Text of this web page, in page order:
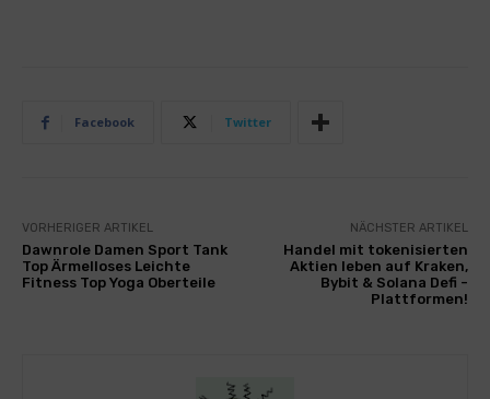
Facebook Twitter
VORHERIGER ARTIKEL
Dawnrole Damen Sport Tank
Top Ärmelloses Leichte
Fitness Top Yoga Oberteile
NÄCHSTER ARTIKEL
Handel mit tokenisierten
Aktien leben auf Kraken,
Bybit & Solana Defi -
Plattformen!